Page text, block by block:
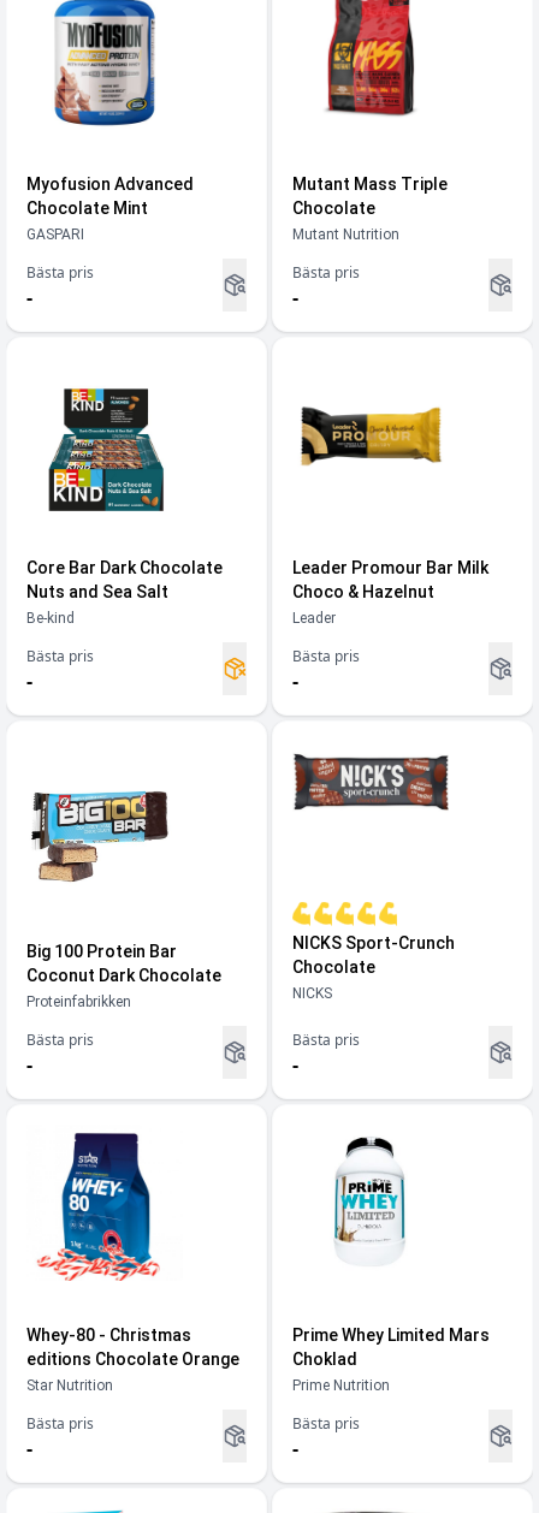
Myofusion Advanced
Chocolate Mint
GASPARI
Bästa pris
-
Mutant Mass Triple
Chocolate
Mutant Nutrition
Bästa pris
-
Core Bar Dark Chocolate
Nuts and Sea Salt
Be-kind
Bästa pris
-
Leader Promour Bar Milk
Choco & Hazelnut
Leader
Bästa pris
-
Big 100 Protein Bar
Coconut Dark Chocolate
Proteinfabrikken
Bästa pris
-
NICKS Sport-Crunch
Chocolate
NICKS
Bästa pris
-
Whey-80 - Christmas
editions Chocolate Orange
Star Nutrition
Bästa pris
-
Prime Whey Limited Mars
Choklad
Prime Nutrition
Bästa pris
-